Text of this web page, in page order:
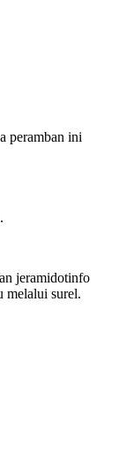
peramban ini
jeramidotinfo
melalui surel.